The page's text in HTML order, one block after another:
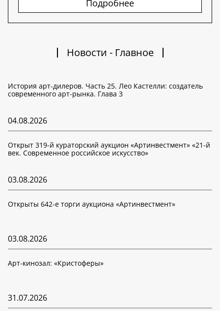
Подробнее
Новости - Главное
История арт-дилеров. Часть 25. Лео Кастелли: создатель
современного арт-рынка. Глава 3
04.08.2026
Открыт 319-й кураторский аукцион «Артинвестмент» «21-й
век. Современное российское искусство»
03.08.2026
Открыты 642-е торги аукциона «Артинвестмент»
03.08.2026
Арт-кинозал: «Кристоферы»
31.07.2026